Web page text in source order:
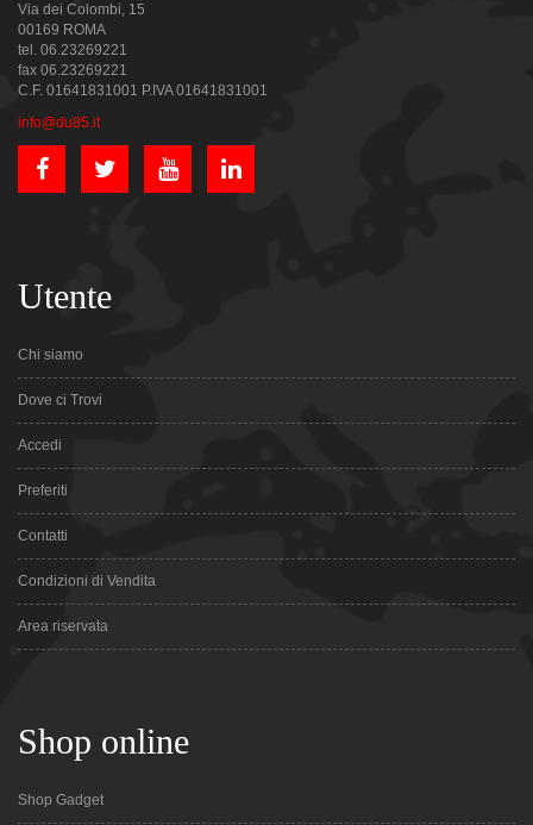
Via dei Colombi, 15
00169 ROMA
tel. 06.23269221
fax 06.23269221
C.F. 01641831001 P.IVA 01641831001
info@du85.it
Utente
Chi siamo
Dove ci Trovi
Accedi
Preferiti
Contatti
Condizioni di Vendita
Area riservata
Shop online
Shop Gadget